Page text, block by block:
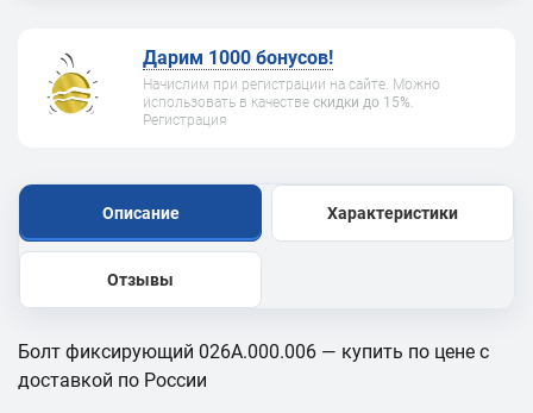
Дарим 1000 бонусов!
Начислим при регистрации на сайте. Можно
использовать в качестве скидки до 15%.
Регистрация
Описание Характеристики
Отзывы
Болт фиксирующий 026A.000.006 — купить по цене с
доставкой по России